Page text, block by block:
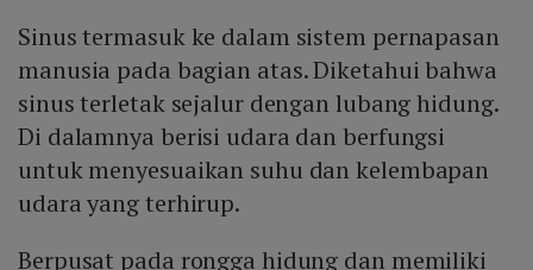
Sinus termasuk ke dalam sistem pernapasan
manusia pada bagian atas. Diketahui bahwa
sinus terletak sejalur dengan lubang hidung.
Di dalamnya berisi udara dan berfungsi
untuk menyesuaikan suhu dan kelembapan
udara yang terhirup.
Berpusat pada rongga hidung dan memiliki